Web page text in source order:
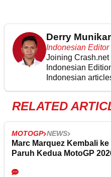
Derry
Indonesian Editor
Joining
Indonesian
Indonesian
RELATED
MOTOGP NEWS
Marc Marquez Kembali
Paruh Kedua MotoGP